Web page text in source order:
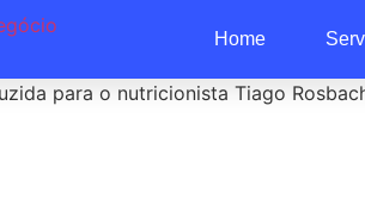
Home
para o nutricionista Tiago